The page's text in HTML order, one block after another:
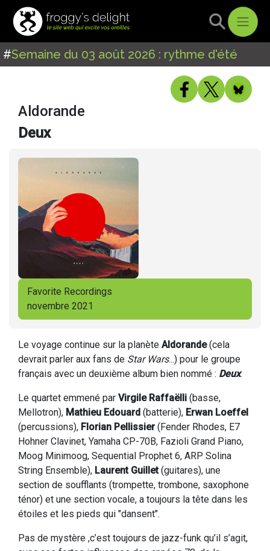
#Semaine du 03 août 2026 : rythme d'été
Aldorande
Deux
Favorite Recordings
novembre 2021
Le voyage continue sur la planète Aldorande(cela
devrait parler aux fans de Star Wars...) pour le groupe
français avec un deuxième album bien nommé : Deux.
Le quartet emmené par Virgile Raffaëlli (basse,
Mellotron), Mathieu Edouard (batterie), Erwan Loeffel
(percussions), Florian Pellissier(Fender Rhodes, E7
Hohner Clavinet, Yamaha CP-70B, Fazioli Grand Piano,
Moog Minimoog, Sequential Prophet 6, ARP Solina
String Ensemble), Laurent Guillet(guitares), une
section de soufflants (trompette, trombone, saxophone
ténor) et une section vocale, a toujours la tête dans les
étoiles et les pieds qui "dansent".
Pas de mystère ,c’est toujours de jazz-funk qu’il s’agit,